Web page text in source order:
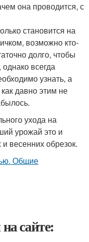
она проводится, с
становится на
возможно кто-
долго, чтобы
всегда
узнать, а
давно этим не
ухода на
урожай это и
весенних обрезок.
сайте: